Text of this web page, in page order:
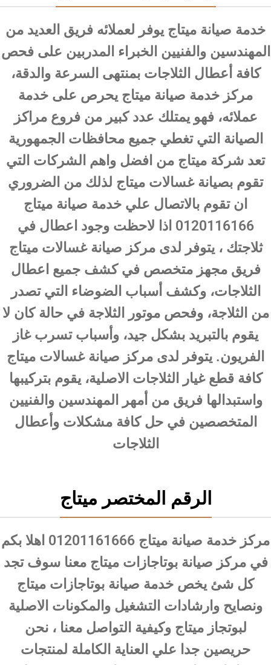
خدمة صيانة ميتاج يوفر لعملائه فريق العديد من
المهندسين والفنيين الخبراء المدربين على فحص
كافة أعطال الثلاجات بمنتهى السرعة والدقة،
مركز خدمة صيانة ميتاج يحرص على خدمة
عملائه، فهو يمتلك عدد كبير من فروع مراكز
الصيانة التي تغطي جميع محافظات الجمهورية
تعد شركة ميتاج من افضل واهم الشركات التي
تقوم بصيانة غسالات ميتاج لذلك من الضروري
ان تقوم بالاتصال علي خدمة صيانة ميتاج
0120116166 اذا لاحظت وجود اعطال في
ثلاجتك ، يتوفر لدى مركز صيانة غسالات ميتاج
فريق مجهز متخصص في كشف جميع اعطال
الثلاجات، وكشف أسباب الضوضاء التي تصدر
من الثلاجة، وفحص موتور الثلاجة في حالة كان لا
يقوم بالتبريد بشكل جيد، وأسباب تسرب غاز
الفريون. يتوفر لدى مركز صيانة غسالات ميتاج
كافة قطع غيار الثلاجات الاصلية، يقوم بتركيبها
واستبدالها فريق من أمهر المهندسين والفنيين
المتخصصين في حل كافة مشكلات وأعطال
الثلاجات
الرقم المختصر ميتاج
مركز خدمة صيانة ميتاج 01201161666 اهلا بكم
في مركز صيانة بوتاجازات ميتاج معنا سوف تجد
كل شئ يخص خدمة صيانة بوتاجازات ميتاج
ونصايح وارشادات التشغيل والمكونات الاصلية
لبوتجاز ميتاج وكيفية التواصل معنا ، نحن
حريصين جدا علي العناية الكاملة لمنتجات